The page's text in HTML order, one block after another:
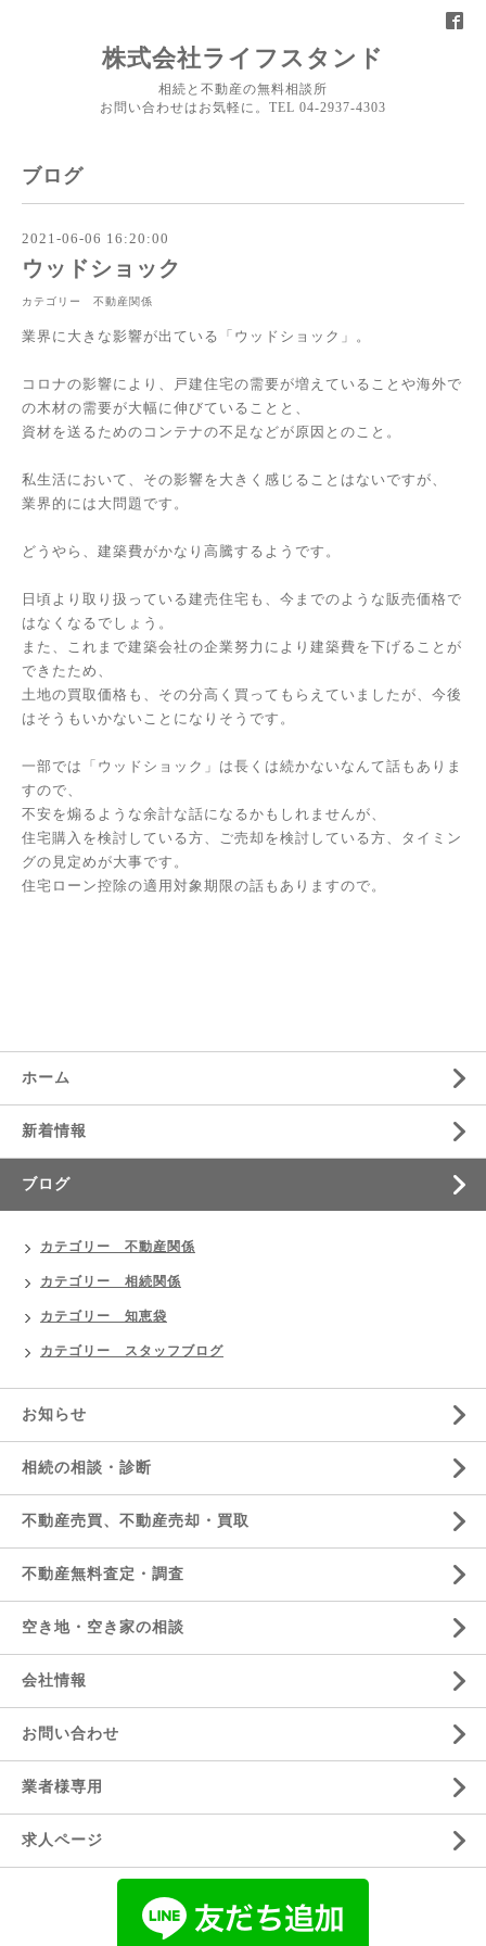
株式会社ライフスタンド
相続と不動産の無料相談所
お問い合わせはお気軽に。TEL 04-2937-4303
ブログ
2021-06-06 16:20:00
ウッドショック
カテゴリー 不動産関係
業界に大きな影響が出ている「ウッドショック」。
コロナの影響により、戸建住宅の需要が増えていることや海外で
の木材の需要が大幅に伸びていることと、
資材を送るためのコンテナの不足などが原因とのこと。
私生活において、その影響を大きく感じることはないですが、
業界的には大問題です。
どうやら、建築費がかなり高騰するようです。
日頃より取り扱っている建売住宅も、今までのような販売価格で
はなくなるでしょう。
また、これまで建築会社の企業努力により建築費を下げることが
できたため、
土地の買取価格も、その分高く買ってもらえていましたが、今後
はそうもいかないことになりそうです。
一部では「ウッドショック」は長くは続かないなんて話もありま
すので、
不安を煽るような余計な話になるかもしれませんが、
住宅購入を検討している方、ご売却を検討している方、タイミン
グの見定めが大事です。
住宅ローン控除の適用対象期限の話もありますので。
ホーム
新着情報
ブログ
カテゴリー 不動産関係
カテゴリー 相続関係
カテゴリー 知恵袋
カテゴリー スタッフブログ
お知らせ
相続の相談・診断
不動産売買、不動産売却・買取
不動産無料査定・調査
空き地・空き家の相談
会社情報
お問い合わせ
業者様専用
求人ページ